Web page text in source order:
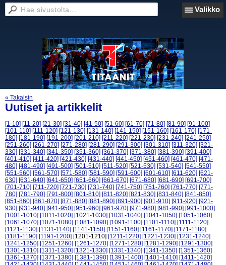
Valikko
« Takaisin
Uutiset ja artikkelit
[1-10] [11-20] [21-30] [31-40] [41-50] [51-60] [61-70] [71-80] [81-90] [91-100]
[101-110] [111-120] [121-130] [131-140] [141-150] [151-160] [161-170] [171-
180] [181-190] [191-200] [201-210] [211-220] [221-230] [231-240] [241-250]
[251-260] [261-270] [271-280] [281-290] [291-300] [301-310] [311-320] [321-
330] [331-340] [341-350] [351-360] [361-370] [371-380] [381-390] [391-400]
[401-410] [411-420] [421-430] [431-440] [441-450] [451-460] [461-470] [471-
480] [481-490] [491-500] [501-510] [511-520] [521-530] [531-540] [541-550]
[551-560] [561-570] [571-580] [581-590] [591-600] [601-610] [611-620] [621-
630] [631-640] [641-650] [651-660] [661-670] [671-680] [681-690] [691-700]
[701-710] [711-720] [721-730] [731-740] [741-750] [751-760] [761-770] [771-
780] [781-790] [791-800] [801-810] [811-820] [821-830] [831-840] [841-850]
[851-860] [861-870] [871-880] [881-890] [891-900] [901-910] [911-920] [921-
930] [931-940] [941-950] [951-960] [961-970] [971-980] [981-990] [991-1000]
[1001-1010] [1011-1020] [1021-1030] [1031-1040] [1041-1050] [1051-1060]
[1061-1070] [1071-1080] [1081-1090] [1091-1100] [1101-1110] [1111-1120]
[1121-1130] [1131-1140] [1141-1150] [1151-1160] [1161-1170] [1171-1180]
[1181-1190] [1191-1200] [1201-1210] [1211-1220] [1221-1230] [1231-1240]
[1241-1250] [1251-1260] [1261-1270] [1271-1280] [1281-1290] [1291-1300]
[1301-1310] [1311-1320] [1321-1330] [1331-1340] [1341-1350] [1351-1360]
[1361-1370] [1371-1380] [1381-1390] [1391-1400] [1401-1410] [1411-1420]